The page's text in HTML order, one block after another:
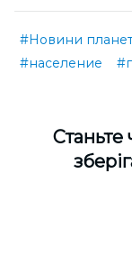
#Новини
#население